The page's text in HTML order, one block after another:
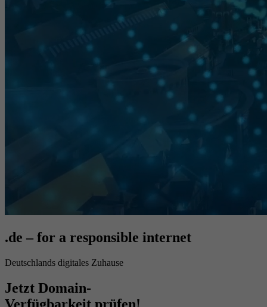
.de – for a responsible internet
Deutschlands digitales Zuhause
Jetzt Domain-